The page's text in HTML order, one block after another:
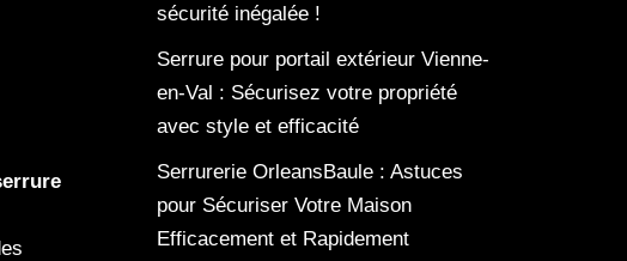
sécurité inégalée !
Serrure pour portail extérieur Vienne-
en-Val : Sécurisez votre propriété
avec style et efficacité
Serrurerie OrleansBaule : Astuces
pour Sécuriser Votre Maison
Efficacement et Rapidement